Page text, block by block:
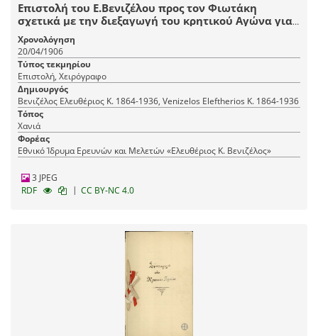
Επιστολή του Ε.Βενιζέλου προς τον Φιωτάκη
σχετικά με την διεξαγωγή του κρητικού Αγώνα για
την Ένωση της Κρήτης με την Ελλάδα.
Χρονολόγηση
20/04/1906
Τύπος τεκμηρίου
Επιστολή, Χειρόγραφο
Δημιουργός
Βενιζέλος Ελευθέριος Κ. 1864-1936, Venizelos Eleftherios K. 1864-1936
Τόπος
Χανιά
Φορέας
Εθνικό Ίδρυμα Ερευνών και Μελετών «Ελευθέριος Κ. Βενιζέλος»
3 JPEG
RDF
| CC BY-NC 4.0